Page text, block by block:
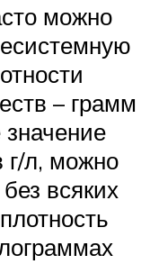
можно
– грамм
г/л, можно
всяких